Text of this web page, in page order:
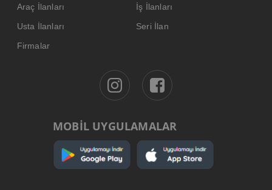
Araç İlanları
İş İlanları
Usta İlanları
Seri İlan
Firmalar
MOBİL UYGULAMALAR